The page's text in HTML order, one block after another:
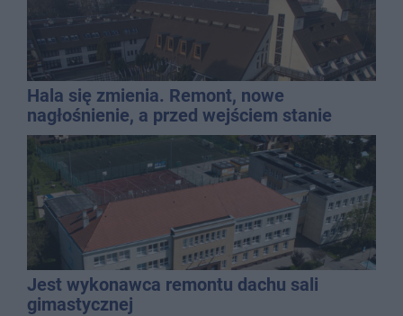
Hala się zmienia. Remont, nowe
nagłośnienie, a przed wejściem stanie
QEMETICA ARENA
Jest wykonawca remontu dachu sali
gimastycznej